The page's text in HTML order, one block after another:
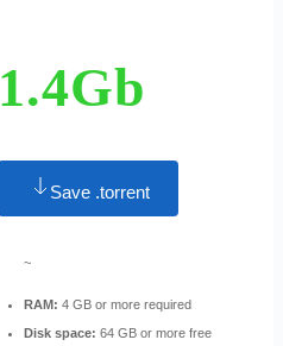
1.4Gb
Save .torrent
~
RAM: 4 GB or more required
Disk space: 64 GB or more free